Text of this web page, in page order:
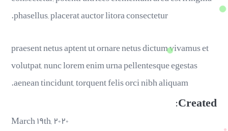
phasellus, placerat auctor litora consectetur.
praesent netus aptent ut ornare netus dictum vivamus et
volutpat, nunc lorem enim urna pellentesque egestas
aenean tincidunt, torquent felis orci nibh aliquam.
Created:
March ۱۹th, ۲۰۲۰